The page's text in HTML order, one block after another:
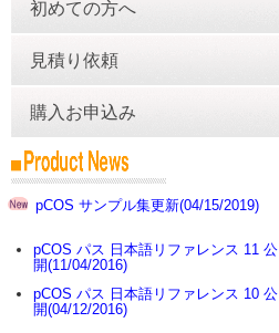
初めての方へ
見積り依頼
購入お申込み
pCOS サンプル集更新(04/15/2019)
pCOS パス 日本語リファレンス 11 公
開(11/04/2016)
pCOS パス 日本語リファレンス 10 公
開(04/12/2016)